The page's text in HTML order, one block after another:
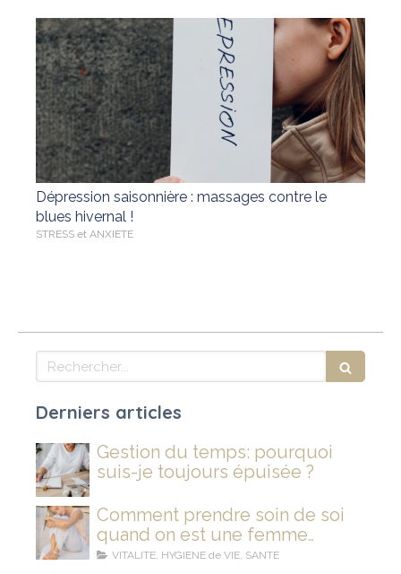
Dépression saisonnière : massages contre le
blues hivernal !
STRESS et ANXIETE
Rechercher
Derniers articles
Gestion du temps: pourquoi
suis-je toujours épuisée ?
Comment prendre soin de soi
quand on est une femme
stressée et fatiguée ?
VITALITE, HYGIENE de VIE, SANTE